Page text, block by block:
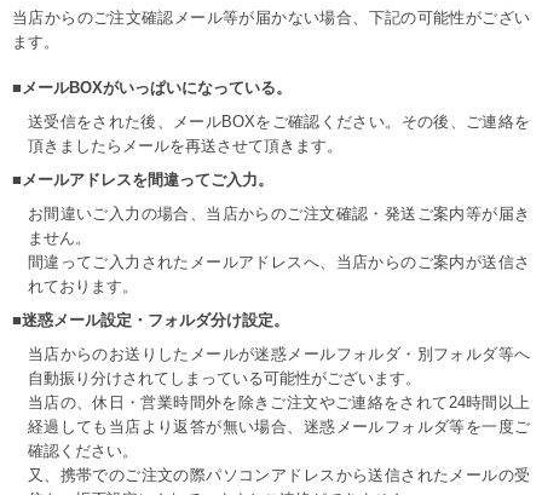
当店からのご注文確認メール等が届かない場合、下記の可能性がござい
ます。
■メールBOXがいっぱいになっている。
送受信をされた後、メールBOXをご確認ください。その後、ご連絡を
頂きましたらメールを再送させて頂きます。
■メールアドレスを間違ってご入力。
お間違いご入力の場合、当店からのご注文確認・発送ご案内等が届き
ません。
間違ってご入力されたメールアドレスへ、当店からのご案内が送信さ
れております。
■迷惑メール設定・フォルダ分け設定。
当店からのお送りしたメールが迷惑メールフォルダ・別フォルダ等へ
自動振り分けされてしまっている可能性がございます。
当店の、休日・営業時間外を除きご注文やご連絡をされて24時間以上
経過しても当店より返答が無い場合、迷惑メールフォルダ等を一度ご
確認ください。
又、携帯でのご注文の際パソコンアドレスから送信されたメールの受